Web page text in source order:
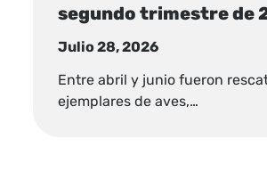
segundo trimestre de
Julio 28, 2026
Entre abril y junio fueron
ejemplares de aves,…